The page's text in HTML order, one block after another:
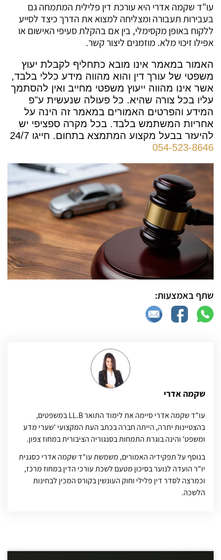
עו"ד שקמה אדרי היא עורכת דין פלילית המתמחה גם
בעבירות תעבורה ומצליחה למצוא את הדרך כיצד לסייע
ללקוח באופן מקסימלי, בין אם בהקלת סעיפי האישום או
אפילו זיכוי מלא. מוזמנים ליצור קשר.
האמור במאמר אינו מובא כתחליף לקבלת יעוץ
משפטי של עורך דין והוא מהווה מידע כללי בלבד,
אשר אינו מהווה ייעוץ משפטי מחייב ואין להסתמך
עליו בכל צורה שהיא. כל פעולה שנעשית ע"פ
המידע והפרטים האמורים במאמר זה הינה על
אחריות המשתמש בלבד. בכל מקרה ספציפי יש
להיעזר בבעל מקצוע המתמצא בתחום. חייגו 24/7
054-523-8646
שתף באמצעות:
שקמה אדרי
עו"ד שקמה אדרי סיימה את לימוד התואר LL.B במשפטים,
בהצטיינות יתרה, הייתה חברה בכתב העת המקצועי 'שערי מדע
ומשפט' והינה בוגרת התמחות בסנגוריה הציבורית במחוז צפון.
בנוסף על תפקידיה האמורים, משמשת עו"ד שקמה אדרי כסגנית
יו"ר הועדה לנוער בסיכון מטעם לשכת עורכי הדין במחוז מרכז,
וכמרצה לסדר דין פלילי וחוק העונשין בקורס המכין לבחינות
הלשכה.